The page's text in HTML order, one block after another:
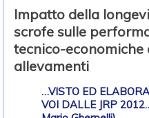
Impatto della
scrofe sulle
tecnico-economiche
allevamenti
…VISTO ED
VOI DALLE JRP